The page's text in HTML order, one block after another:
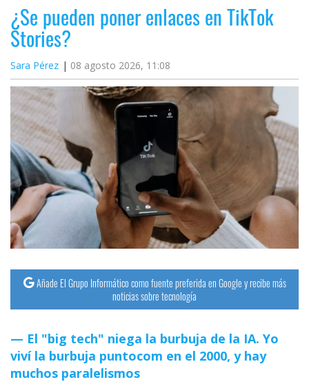
¿Se pueden poner enlaces en TikTok
Stories?
Sara Pérez 08 agosto 2026, 11:08
Añade El Grupo Informático como fuente preferida en Google y recibe más
noticias sobre tecnología
El "big tech" niega la burbuja de la IA. Yo
viví la burbuja puntocom en el 2000, y hay
muchos paralelismos